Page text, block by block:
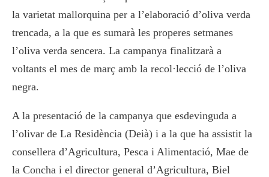
la varietat mallorquina per a l’elaboració d’oliva verda
trencada, a la que es sumarà les properes setmanes
l’oliva verda sencera. La campanya finalitzarà a
voltants el mes de març amb la recol·lecció de l’oliva
negra.
A la presentació de la campanya que esdevinguda a
l’olivar de La Residència (Deià) i a la que ha assistit la
consellera d’Agricultura, Pesca i Alimentació, Mae de
la Concha i el director general d’Agricultura, Biel